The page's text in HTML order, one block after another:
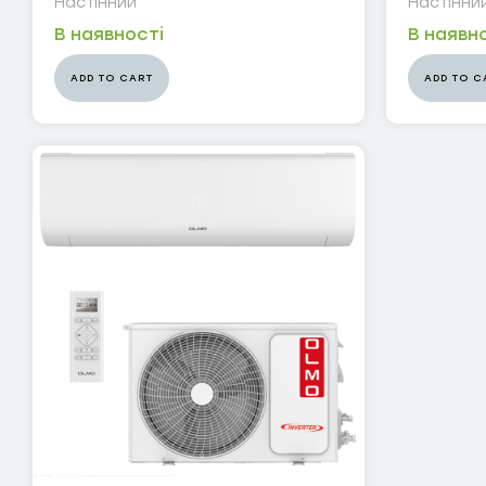
В наявності
ADD TO CART
В
ADD TO
Серія Arctic Inverter
Серія AVALON Inverter
Серія Majesty Inverter
Серія SUPREME CONTINENTAL Inverter
Серія Cozy Inverter
Серія Daytona Inverter
Серія Prima Plus ON OFF
Серія Veritas Inverter